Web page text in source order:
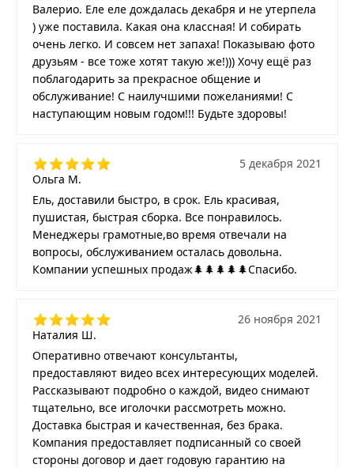
Валерио. Еле еле дождалась декабря и не утерпела
) уже поставила. Какая она классная! И собирать
очень легко. И совсем нет запаха! Показываю фото
друзьям - все тоже хотят такую же!))) Хочу ещё раз
поблагодарить за прекрасное общение и
обслуживание! С наилучшими пожеланиями! С
наступающим новым годом!!! Будьте здоровы!
Ольга М.
5 декабря 2021
Ель, доставили быстро, в срок. Ель красивая,
пушистая, быстрая сборка. Все понравилось.
Менеджеры грамотные,во время отвечали на
вопросы, обслуживанием осталась довольна.
Компании успешных продаж🌲🌲🌲🌲🌲Спасибо.
Наталия Ш.
26 ноября 2021
Оперативно отвечают консультанты,
предоставляют видео всех интересующих моделей.
Рассказывают подробно о каждой, видео снимают
тщательно, все иголочки рассмотреть можно.
Доставка быстрая и качественная, без брака.
Компания предоставляет подписанный со своей
стороны договор и дает годовую гарантию на